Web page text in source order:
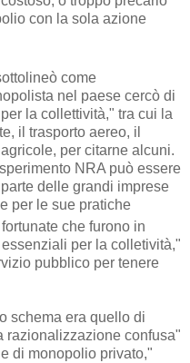
con la sola azione
come
nel paese cercò di
la collettività," tra cui la
il trasporto aereo, il
per citarne alcuni.
NRA può essere
delle grandi imprese
per le sue pratiche
che furono in
per la colletività,"
pubblico per tenere
schema era quello di
razionalizzazione confusa"
di monopolio privato,"